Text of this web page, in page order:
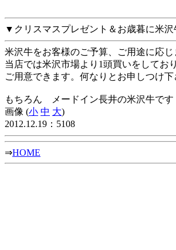
▼クリスマスプレゼント＆お歳暮に米沢
米沢牛をお客様のご予算、ご用途に応
当店では米沢市場より1頭買いをしてお
ご用意できます。何なりとお申しつけ下
もちろん メードイン長井の米沢牛です
画像 (小 中 大)
2012.12.19：5108
⇒HOME